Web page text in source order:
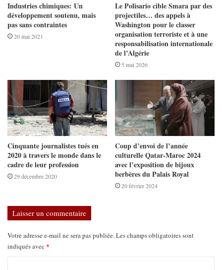
Industries chimiques: Un
développement soutenu, mais
pas sans contraintes
20 mai 2021
Le Polisario cible Smara par des
projectiles… des appels à
Washington pour le classer
organisation terroriste et à une
responsabilisation internationale
de l’Algérie
5 mai 2026
Cinquante journalistes tués en
2020 à travers le monde dans le
cadre de leur profession
29 décembre 2020
Coup d’envoi de l’année
culturelle Qatar-Maroc 2024
avec l’exposition de bijoux
berbères du Palais Royal
20 février 2024
Laisser un commentaire
Votre adresse e-mail ne sera pas publiée.Les champs obligatoires sont
indiqués avec *